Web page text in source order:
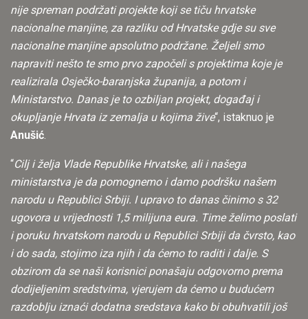
nije spreman podržati projekte koji se tiču hrvatske
nacionalne manjine, za razliku od Hrvatske gdje su sve
nacionalne manjine apsolutno podržane. Željeli smo
napraviti nešto te smo prvo započeli s projektima koje je
realizirala Osječko-baranjska županija, a potom i
Ministarstvo. Danas je to ozbiljan projekt, događaj i
okupljanje Hrvata iz zemalja u kojima žive“, istaknuo je
Anušić.
“Cilj i želja Vlade Republike Hrvatske, ali i našega
ministarstva je da pomognemo i damo podršku našem
narodu u Republici Srbiji. I upravo to danas činimo s 32
ugovora u vrijednosti 1,5 milijuna eura. Time želimo poslati
i poruku hrvatskom narodu u Republici Srbiji da čvrsto, kao
i do sada, stojimo iza njih i da ćemo to raditi i dalje. S
obzirom da se naši korisnici ponašaju odgovorno prema
dodijeljenim sredstvima, vjerujem da ćemo u budućem
razdoblju iznaći dodatna sredstava kako bi obuhvatili još